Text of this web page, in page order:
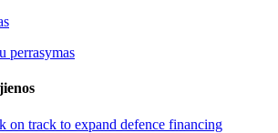
on track to expand defence financing